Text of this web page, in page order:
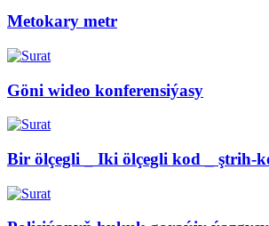
Metokary metr
Göni wideo konferensiýasy
Bir ölçegli _ Iki ölçegli kod _ ştrih-